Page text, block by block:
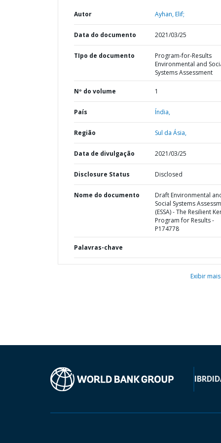
Autor Ayhan, Elif;
Data do documento 2021/03/25
TIpo de documento
Program-for-Results
Environmental and
Systems Assessment
Nº do volume 1
País Índia,
Região Sul da Ásia,
Data de divulgação 2021/03/25
Disclosure Status Disclosed
Nome do documento
Draft Environmental
Social Systems
(ESSA) - The Resilient
Program for Results -
P174778
Palavras-chave
Exibir mais
IBRD